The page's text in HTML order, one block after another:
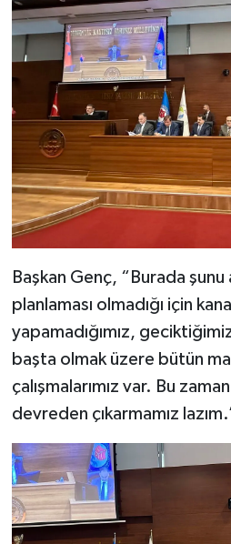
Başkan Genç, “Burada
planlaması olmadığı için
yapamadığımız,
başta olmak üzere bütün
çalışmalarımız var. Bu
devreden çıkarmamız